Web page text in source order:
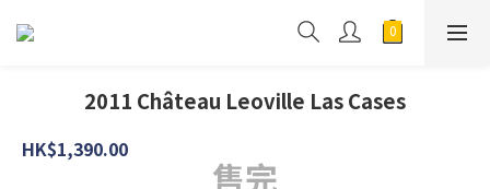
2011 Château Leoville Las Cases
HK$1,390.00
售完